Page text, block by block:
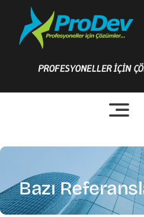
content
PROFESYONELLER İÇİN
Bazı